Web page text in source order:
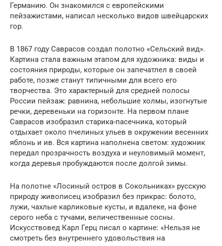
Германию. Он знакомился с европейскими
пейзажистами, написал несколько видов швейцарских
гор.
В 1867 году Саврасов создал полотно «Сельский вид».
Картина стала важным этапом для художника: виды и
состояния природы, которые он запечатлел в своей
работе, позже станут типичными для всего его
творчества. Это характерный для средней полосы
России пейзаж: равнина, небольшие холмы, изогнутые
речки, деревеньки на горизонте. На первом плане
Саврасов изобразил старика-пасечника, который
отдыхает около пчелиных ульев в окружении весенних
яблонь и ив. Вся картина наполнена светом: художник
передал прозрачность воздуха и неуловимый момент,
когда деревья пробуждаются после долгой зимы.
На полотне «Лосиный остров в Сокольниках» русскую
природу живописец изобразил без прикрас: болото,
лужи, чахлые карликовые кусты, и вдалеке, на фоне
серого неба с тучами, величественные сосны.
Искусствовед Карл Герц писал о картине: «Нельзя не
смотреть без внутреннего удовольствия на